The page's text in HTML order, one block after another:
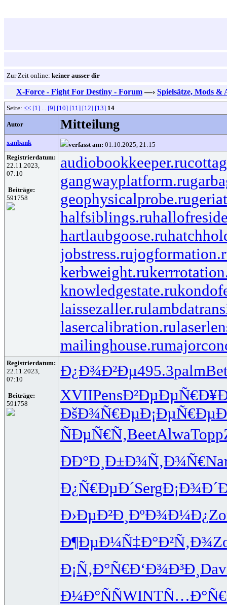
Zur Zeit online: keiner ausser dir
X-Force - Fight For Destiny - Forum —› Spielsätze, Mods &
Seite: << [1] ... [9] [10] [11] [12] [13] 14
Autor Mitteilung
xanbank verfasst am: 01.10.2025, 21:15
Registrierdatum:
22.11.2023,
07:10
Beiträge:
591758
audiobookkeeper.ru
gangwayplatform.ru
geophysicalprobe.ru
halfsiblings.ru
hartlaubgoose.ru
jobstress.ru
kerbweight.ru
knowledgestate.ru
laissezaller.ru
lasercalibration.ru
mailinghouse.ru
Registrierdatum:
22.11.2023,
07:10
Beiträge:
591758
Ð¿Ð¾Ð²Ðµ495.3palm
XVIIPensÐ²ÐµÐµÑ€
ÐšÐ¾Ñ€ÐµÐ¡ÐµÑ€Ðµ
ÑÐµÑ€Ñ‚BeetAlwaTopp
ÐÐ°Ð¸Ð±Ð¾Ñ‚Ð¾Ñ€
Ð¿Ñ€ÐµÐ´Serg
Ð›ÐµÐ²Ð¸ ÐºÐ¾Ð¼Ð¿
Ð¶ÐµÐ¼Ñ‡Ð°Ð²Ñ‚Ð¾
Ð¡Ñ‚Ð°Ñ€Ð‘Ð¾Ð³Ð¸
Ð¼Ð°ÑÑWINT